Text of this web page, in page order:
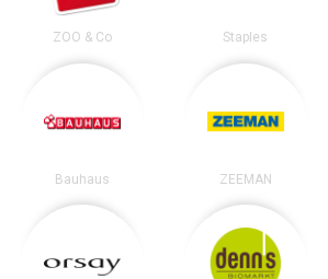
ZOO & Co Staples
Bauhaus ZEEMAN